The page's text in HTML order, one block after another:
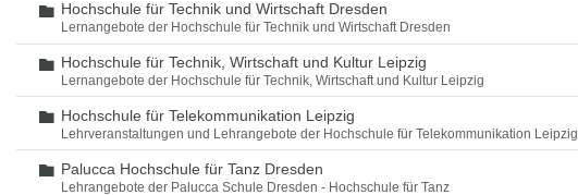
Ordner
Hochschule für Technik und Wirtschaft Dresden
Lernangebote der Hochschule für Technik und Wirtschaft Dresden
Ordner
Hochschule für Technik, Wirtschaft und Kultur Leipzig
Lernangebote der Hochschule für Technik, Wirtschaft und Kultur Leipzig
Ordner
Hochschule für Telekommunikation Leipzig
Lehrveranstaltungen und Lehrangebote der Hochschule für Telekommunikation Leipzig
Ordner
Palucca Hochschule für Tanz Dresden
Lehrangebote der Palucca Schule Dresden - Hochschule für Tanz